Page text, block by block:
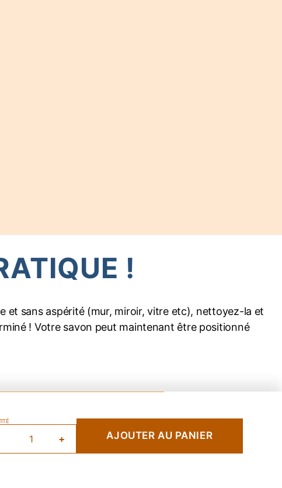
!
et sans aspérité (mur, miroir, vitre etc), nettoyez-la et
! Votre savon peut maintenant être positionné
PORTE
+ AJOUTER AU PANIER